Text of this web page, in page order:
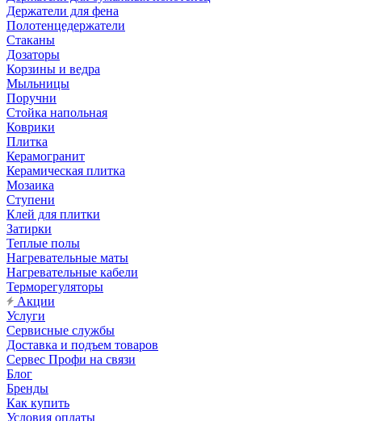
Держатели для фена
Полотенцедержатели
Стаканы
Дозаторы
Корзины и ведра
Мыльницы
Поручни
Стойка напольная
Коврики
Плитка
Керамогранит
Керамическая плитка
Мозаика
Ступени
Клей для плитки
Затирки
Теплые полы
Нагревательные маты
Нагревательные кабели
Терморегуляторы
Акции
Услуги
Сервисные службы
Доставка и подъем товаров
Сервес Профи на связи
Блог
Бренды
Как купить
Условия оплаты